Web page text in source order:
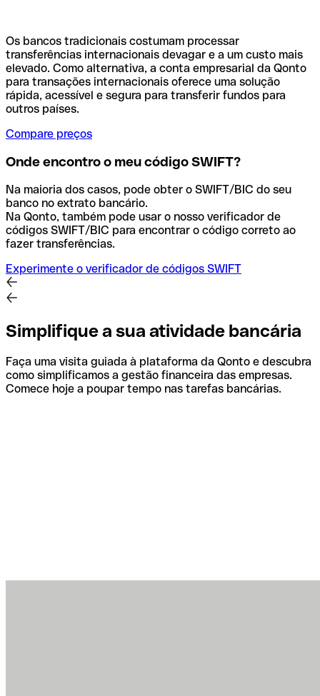
Os bancos tradicionais costumam processar
transferências internacionais devagar e a um custo mais
elevado. Como alternativa, a conta empresarial da Qonto
para transações internacionais oferece uma solução
rápida, acessível e segura para transferir fundos para
outros países.
Compare preços
Onde encontro o meu código SWIFT?
Na maioria dos casos, pode obter o SWIFT/BIC do seu
banco no extrato bancário.
Na Qonto, também pode usar o nosso verificador de
códigos SWIFT/BIC para encontrar o código correto ao
fazer transferências.
Experimente o verificador de códigos SWIFT
Simplifique a sua atividade bancária
Faça uma visita guiada à plataforma da Qonto e descubra
como simplificamos a gestão financeira das empresas.
Comece hoje a poupar tempo nas tarefas bancárias.